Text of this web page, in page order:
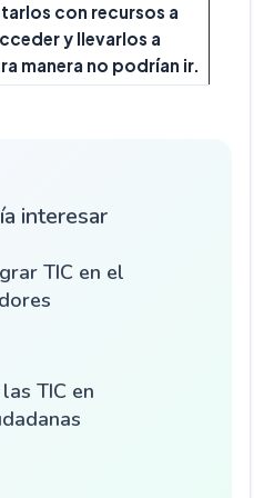
con recursos a
y llevarlos a
manera no podrían ir.
interesar
TIC en el
TIC en